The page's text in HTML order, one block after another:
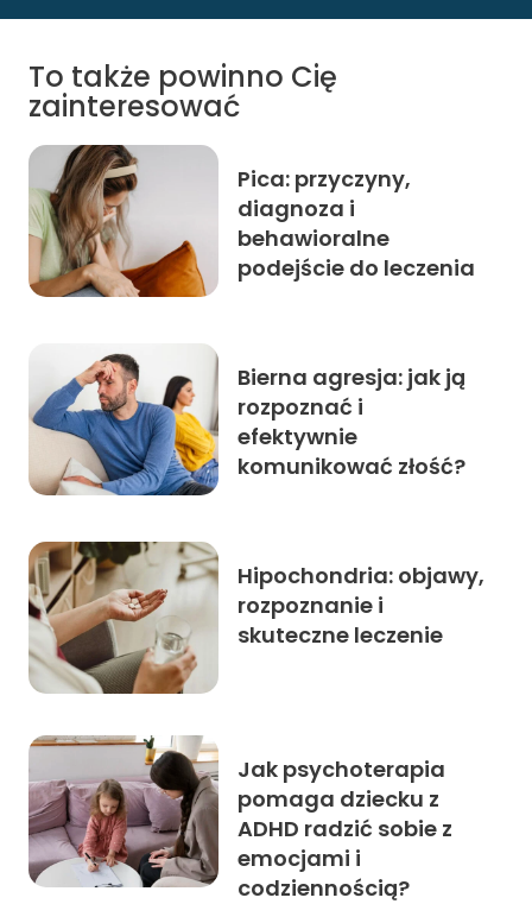
To także powinno Cię
zainteresować
Pica: przyczyny,
diagnoza i
behawioralne
podejście do leczenia
Bierna agresja: jak ją
rozpoznać i
efektywnie
komunikować złość?
Hipochondria: objawy,
rozpoznanie i
skuteczne leczenie
Jak psychoterapia
pomaga dziecku z
ADHD radzić sobie z
emocjami i
codziennością?